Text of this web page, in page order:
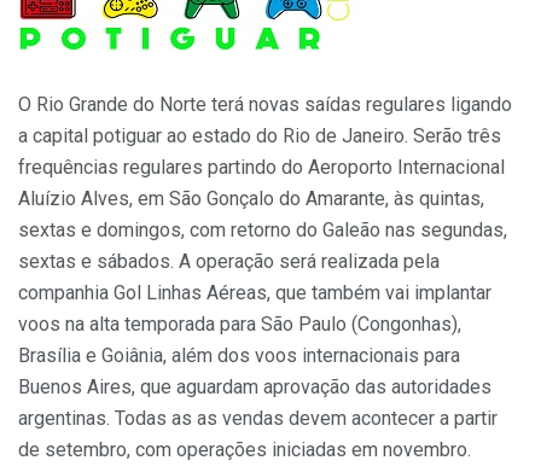
O Rio Grande do Norte terá novas saídas regulares ligando
a capital potiguar ao estado do Rio de Janeiro. Serão três
frequências regulares partindo do Aeroporto Internacional
Aluízio Alves, em São Gonçalo do Amarante, às quintas,
sextas e domingos, com retorno do Galeão nas segundas,
sextas e sábados. A operação será realizada pela
companhia Gol Linhas Aéreas, que também vai implantar
voos na alta temporada para São Paulo (Congonhas),
Brasília e Goiânia, além dos voos internacionais para
Buenos Aires, que aguardam aprovação das autoridades
argentinas. Todas as as vendas devem acontecer a partir
de setembro, com operações iniciadas em novembro.